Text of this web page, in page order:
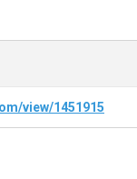
view/1451915